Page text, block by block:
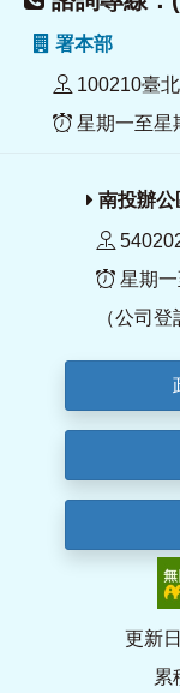
署本部
100210臺
星期一至星
南投辦公
星期
（公司
更新
累